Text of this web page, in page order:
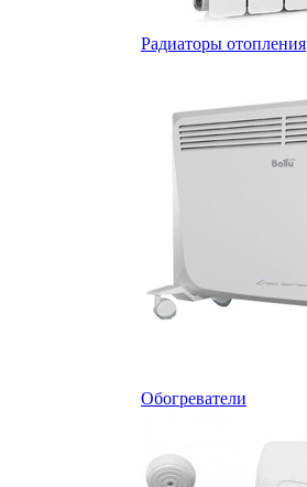
Радиаторы отопления
Обогреватели